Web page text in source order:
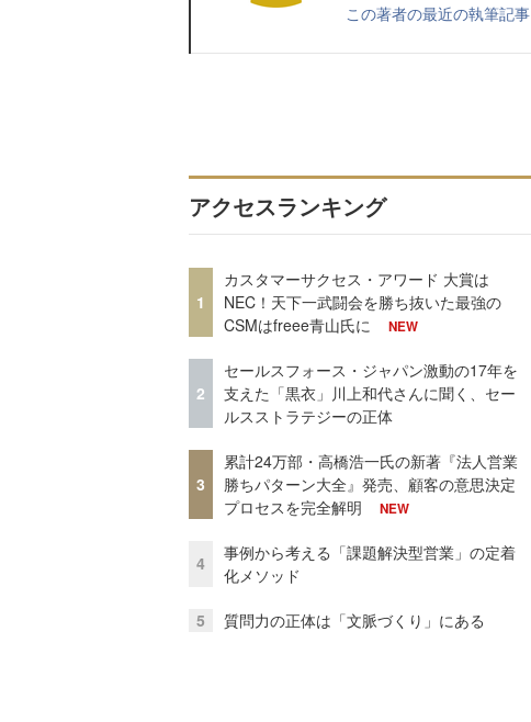
この著者の最近の執筆記事
アクセスランキング
1
カスタマーサクセス・アワード 大賞は
NEC！天下一武闘会を勝ち抜いた最強の
CSMはfreee青山氏に
NEW
2
セールスフォース・ジャパン激動の17年を
支えた「黒衣」川上和代さんに聞く、セー
ルスストラテジーの正体
3
累計24万部・高橋浩一氏の新著『法人営業
勝ちパターン大全』発売、顧客の意思決定
プロセスを完全解明
NEW
4
事例から考える「課題解決型営業」の定着
化メソッド
5 質問力の正体は「文脈づくり」にある